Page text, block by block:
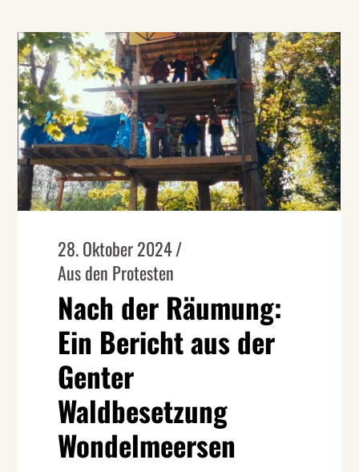
28. Oktober 2024
Aus den Protesten
Nach der Räumung:
Ein Bericht aus der
Genter
Waldbesetzung
Wondelmeersen